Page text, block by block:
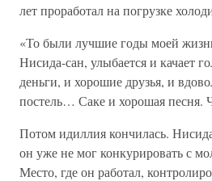
лет проработал на погрузке
«То были лучшие годы моей
Нисида-сан, улыбается и качает
деньги, и хорошие друзья, и
постель… Саке и хорошая песня.
Потом идиллия кончилась.
он уже не мог конкурировать с
Место, где он работал,